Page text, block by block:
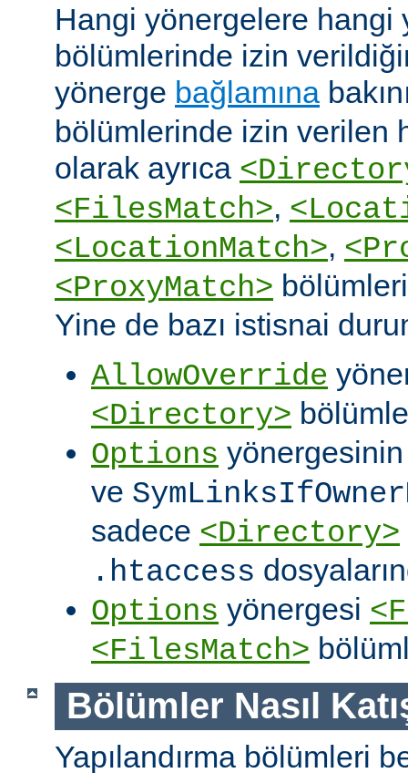
Hangi yönergelere hangi
bölümlerinde izin
yönerge bağlamına
bölümlerinde izin verilen
olarak ayrıca
<FilesMatch>,
<LocationMatch>,
<ProxyMatch>
Yine de bazı istisnai
AllowOverride
<Directory>
Options
ve
sadece <Directory>
.htaccess
Options yönergesi
<FilesMatch>
Bölümler Nasıl
Yapılandırma bölümleri